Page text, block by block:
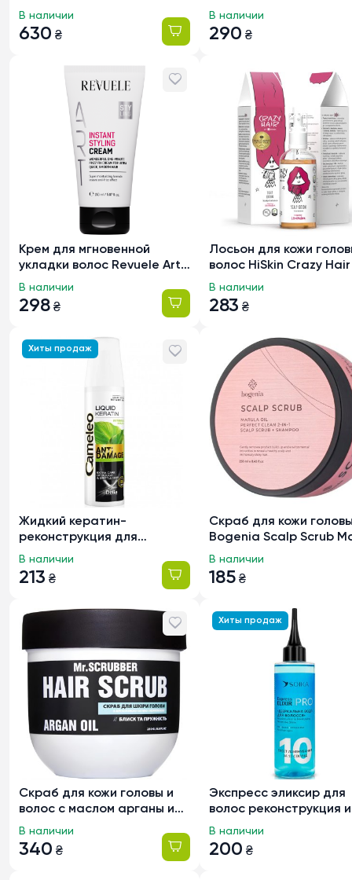
Salon Lactobacillus
Moisture увлажнение и
эластичность, 66мл
630 ₴
В наличии
пористости HiSkin
Hair с ароматом
300мл
290 ₴
В наличии
Крем для мгновенной
укладки волос Revuele Art
Styling, 150мл
298 ₴
В наличии
Лосьон для кожи
волос HiSkin Crazy Hair
ароматом Лаванды,
283 ₴
В наличии
Хиты продаж
Жидкий кератин-
реконструкция для
поврежденных волос Delia
Cameleo BB Anti Damage,
150мл
213 ₴
В наличии
Скраб для кожи
Bogenia Scalp Scrub
Oil с маслом марулы
№006, 250мл
185 ₴
В наличии
Скраб для кожи головы и
волос с маслом арганы и
кератином Mr.Scrubber Hair
Scrub Argan Oill, 250г
340 ₴
В наличии
Хиты продаж
Экспресс эликсир для
волос реконструкция и
увлажнение Soika
«Зеркальная вода»,
200 ₴
В наличии